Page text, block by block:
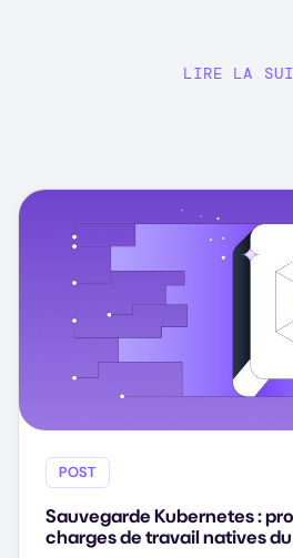
LIRE LA
POST
Sauvegarde Kubernetes :
charges de travail natives